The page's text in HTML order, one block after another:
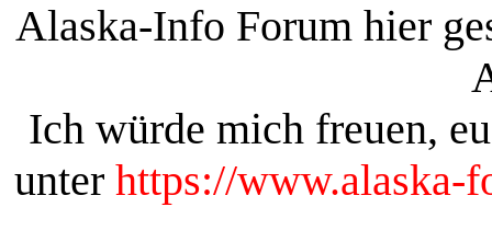
Alaska-Info Forum hier
Ich würde mich freuen,
unter https://www.alaska-